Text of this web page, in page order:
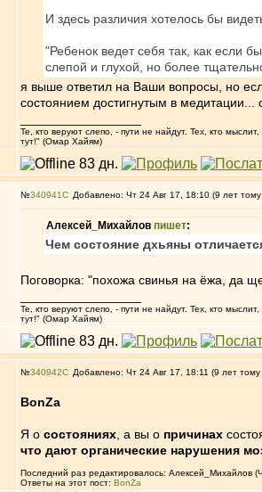
И здесь различия хотелось бы
"Ребенок ведет себя так, как если
слепой и глухой, но более
я выше ответил на Ваши вопросы, но
состоянием достигнутым в медитации...
Те, кто веруют слепо, - пути не найдут. Тех, кто
тут!" (Омар Хайям)
№340941 Добавлено: Чт 24 Авг 17, 18:10 (9 лет
Алексей_Михайлов пишет:
Чем состояние дхьяны
Поговорка: "похожа свинья на ёжа, да
Те, кто веруют слепо, - пути не найдут. Тех, кто
тут!" (Омар Хайям)
№340942 Добавлено: Чт 24 Авг 17, 18:11 (9 лет тому
BonZa
Я о состояниях , а вы о причинах
что дают органические нарушения
Последний раз редактировалось: Алексей_Михайлов
Ответы на этот пост: BonZa